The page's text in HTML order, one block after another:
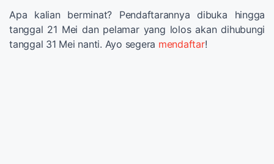
Apa kalian berminat? Pendaftarannya dibuka hingga
tanggal 21 Mei dan pelamar yang lolos akan dihubungi
tanggal 31 Mei nanti. Ayo segera mendaftar!